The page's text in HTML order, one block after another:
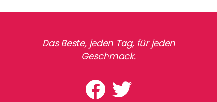
Das Beste, jeden Tag, für jeden
Geschmack.